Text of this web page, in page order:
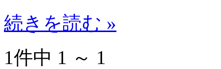
続きを読む »
1件中 1 ～ 1